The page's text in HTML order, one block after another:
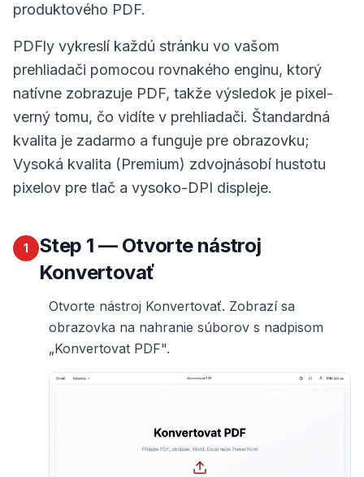
produktového PDF.
PDFly vykreslí každú stránku vo vašom
prehliadači pomocou rovnakého enginu, ktorý
natívne zobrazuje PDF, takže výsledok je pixel-
verný tomu, čo vidíte v prehliadači. Štandardná
kvalita je zadarmo a funguje pre obrazovku;
Vysoká kvalita (Premium) zdvojnásobí hustotu
pixelov pre tlač a vysoko-DPI displeje.
1 Step 1 — Otvorte nástroj
Konvertovať
Otvorte nástroj Konvertovať. Zobrazí sa
obrazovka na nahranie súborov s nadpisom
„Konvertovat PDF".